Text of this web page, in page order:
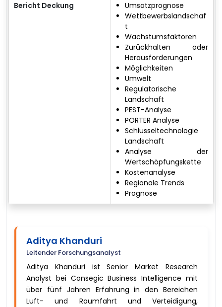
Bericht Deckung
Umsatzprognose
Wettbewerbslandschaf
t
Wachstumsfaktoren
Zurückhalten oder
Herausforderungen
Möglichkeiten
Umwelt
Regulatorische
Landschaft
PEST-Analyse
PORTER Analyse
Schlüsseltechnologie
Landschaft
Analyse der
Wertschöpfungskette
Kostenanalyse
Regionale Trends
Prognose
Aditya Khanduri
Leitender Forschungsanalyst
Aditya Khanduri ist Senior Market Research
Analyst bei Consegic Business Intelligence mit
über fünf Jahren Erfahrung in den Bereichen
Luft- und Raumfahrt und Verteidigung,